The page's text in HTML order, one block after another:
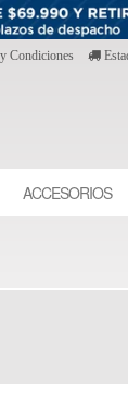
Condiciones
ACCESORIOS